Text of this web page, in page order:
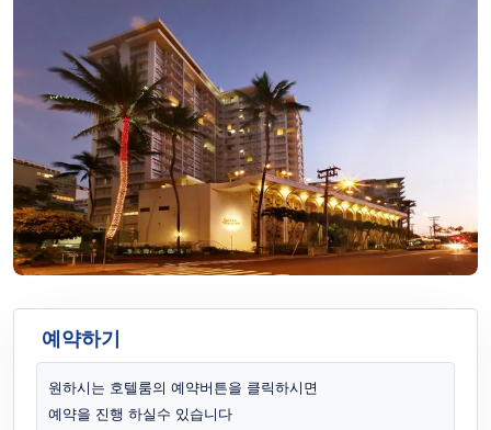
예약하기
원하시는 호텔룸의 예약버튼을 클릭하시면
예약을 진행 하실수 있습니다